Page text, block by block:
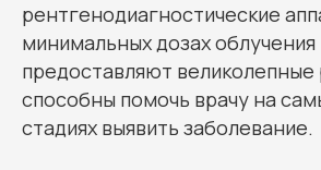
рентгенодиагностические
минимальных дозах облучения
предоставляют великолепные
способны помочь врачу на
стадиях выявить заболевание.